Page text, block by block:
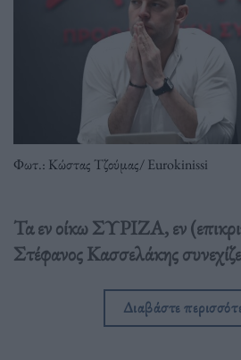
Φωτ.: Κώστας Τζούμας/ Eurokinissi
Τα εν οίκω ΣΥΡΙΖΑ, εν
Στέφανος Κασσελάκης
Διαβάστε